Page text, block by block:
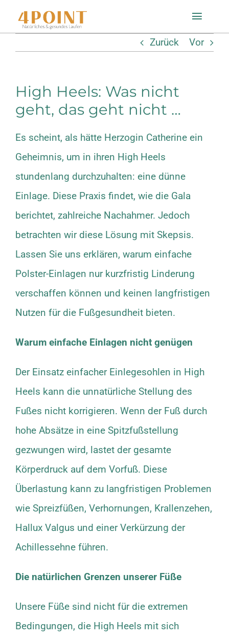
Inhalt
Toggle
Einlagenfinder
Technologie
Mein Konto
Zurück Vor
High Heels: Was nicht
geht, das geht nicht …
Es scheint, als hätte Herzogin Catherine ein
Geheimnis, um in ihren High Heels
stundenlang durchzuhalten: eine dünne
Einlage. Diese Praxis findet, wie die Gala
berichtet, zahlreiche Nachahmer. Jedoch
betrachten wir diese Lösung mit Skepsis.
Lassen Sie uns erklären, warum einfache
Polster-Einlagen nur kurzfristig Linderung
verschaffen können und keinen langfristigen
Nutzen für die Fußgesundheit bieten.
Warum einfache Einlagen nicht genügen
Der Einsatz einfacher Einlegesohlen in High
Heels kann die unnatürliche Stellung des
Fußes nicht korrigieren. Wenn der Fuß durch
hohe Absätze in eine Spitzfußstellung
gezwungen wird, lastet der gesamte
Körperdruck auf dem Vorfuß. Diese
Überlastung kann zu langfristigen Problemen
wie Spreizfüßen, Verhornungen, Krallenzehen,
Hallux Valgus und einer Verkürzung der
Achillessehne führen.
Die natürlichen Grenzen unserer Füße
Unsere Füße sind nicht für die extremen
Bedingungen, die High Heels mit sich